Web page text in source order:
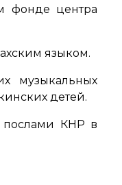
фонде центра
языком.
музыкальных
детей.
послами КНР в